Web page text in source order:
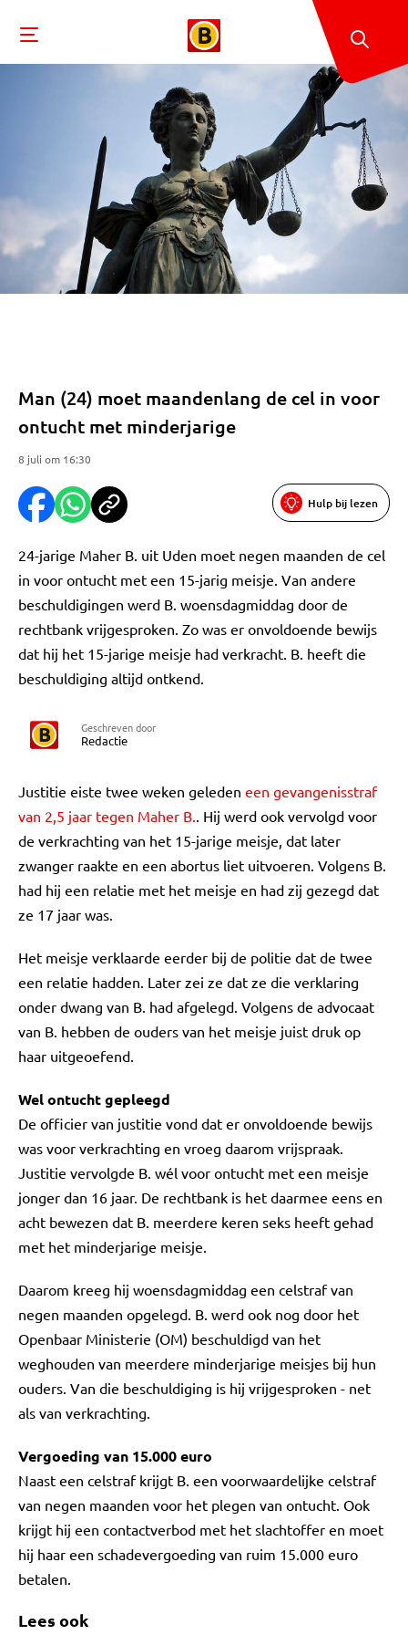
Man (24) moet maandenlang de cel in voor
ontucht met minderjarige
8 juli om 16:30
Hulp bij lezen
24-jarige Maher B. uit Uden moet negen maanden de cel
in voor ontucht met een 15-jarig meisje. Van andere
beschuldigingen werd B. woensdagmiddag door de
rechtbank vrijgesproken. Zo was er onvoldoende bewijs
dat hij het 15-jarige meisje had verkracht. B. heeft die
beschuldiging altijd ontkend.
Geschreven door
Redactie
Justitie eiste twee weken geleden een gevangenisstraf
van 2,5 jaar tegen Maher B.. Hij werd ook vervolgd voor
de verkrachting van het 15-jarige meisje, dat later
zwanger raakte en een abortus liet uitvoeren. Volgens B.
had hij een relatie met het meisje en had zij gezegd dat
ze 17 jaar was.
Het meisje verklaarde eerder bij de politie dat de twee
een relatie hadden. Later zei ze dat ze die verklaring
onder dwang van B. had afgelegd. Volgens de advocaat
van B. hebben de ouders van het meisje juist druk op
haar uitgeoefend.
Wel ontucht gepleegd
De officier van justitie vond dat er onvoldoende bewijs
was voor verkrachting en vroeg daarom vrijspraak.
Justitie vervolgde B. wél voor ontucht met een meisje
jonger dan 16 jaar. De rechtbank is het daarmee eens en
acht bewezen dat B. meerdere keren seks heeft gehad
met het minderjarige meisje.
Daarom kreeg hij woensdagmiddag een celstraf van
negen maanden opgelegd. B. werd ook nog door het
Openbaar Ministerie (OM) beschuldigd van het
weghouden van meerdere minderjarige meisjes bij hun
ouders. Van die beschuldiging is hij vrijgesproken - net
als van verkrachting.
Vergoeding van 15.000 euro
Naast een celstraf krijgt B. een voorwaardelijke celstraf
van negen maanden voor het plegen van ontucht. Ook
krijgt hij een contactverbod met het slachtoffer en moet
hij haar een schadevergoeding van ruim 15.000 euro
betalen.
Lees ook